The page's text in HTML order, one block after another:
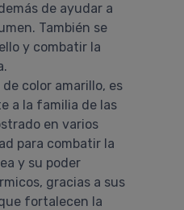
de ayudar a
También se
y combatir la
color amarillo, es
a la familia de las
en varios
para combatir la
y su poder
gracias a sus
fortalecen la